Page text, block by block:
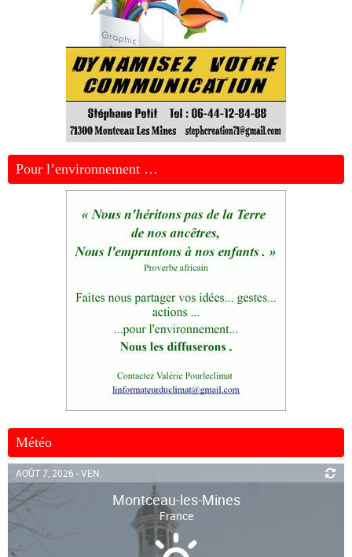
Pour l’environnement …
Météo
AOÛT 7, 2026 - VEN.
Montceau-les-Mines
France